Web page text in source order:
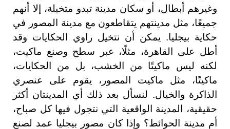
وغيرهم أبطال، أو سكان مدينة تبدو متخيلة، إلا أنهم
جميعًا، مثل مدينتهم يتقاطعون مع مدينة المصور في
حكاية بيجليا. يمكن أن نتخيل راوي الحكايات وقد
أطل على القاهرة، مثلًا، عبر سطح وصنع ماكيت،
لكنه ليس ماكيتًا من الخشب، بل من الحكايات،
ماكيتًا، مثل ماكيت المصور، يقوم على عنصري
الذاكرة والخيال. لنسأل بعد ذلك أي المدينتان أكثر
حقيقية، المدينة الواقعية التي نتجول فيها كل صباح،
أم مدينة الحوائط؟ وإذا كان مصور بيجليا عمد لصنع